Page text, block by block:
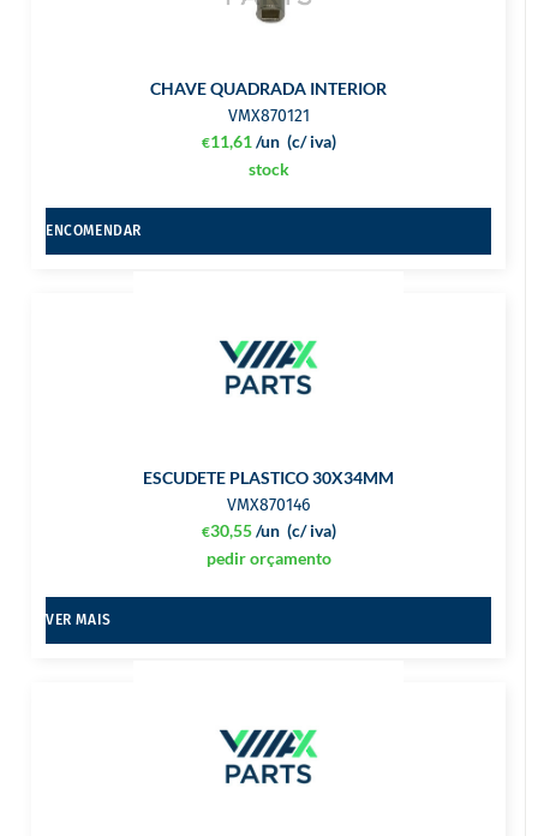
CHAVE QUADRADA INTERIOR
VMX870121
€11,61 (c/ iva)
/un
stock
ENCOMENDAR
ESCUDETE PLASTICO 30X34MM
VMX870146
€30,55 (c/ iva)
/un
pedir orçamento
VER MAIS